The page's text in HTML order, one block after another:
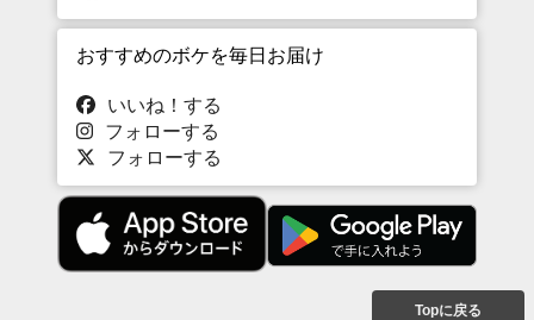
おすすめのボケを毎日お届け
いいね！する
フォローする
フォローする
Topに戻る